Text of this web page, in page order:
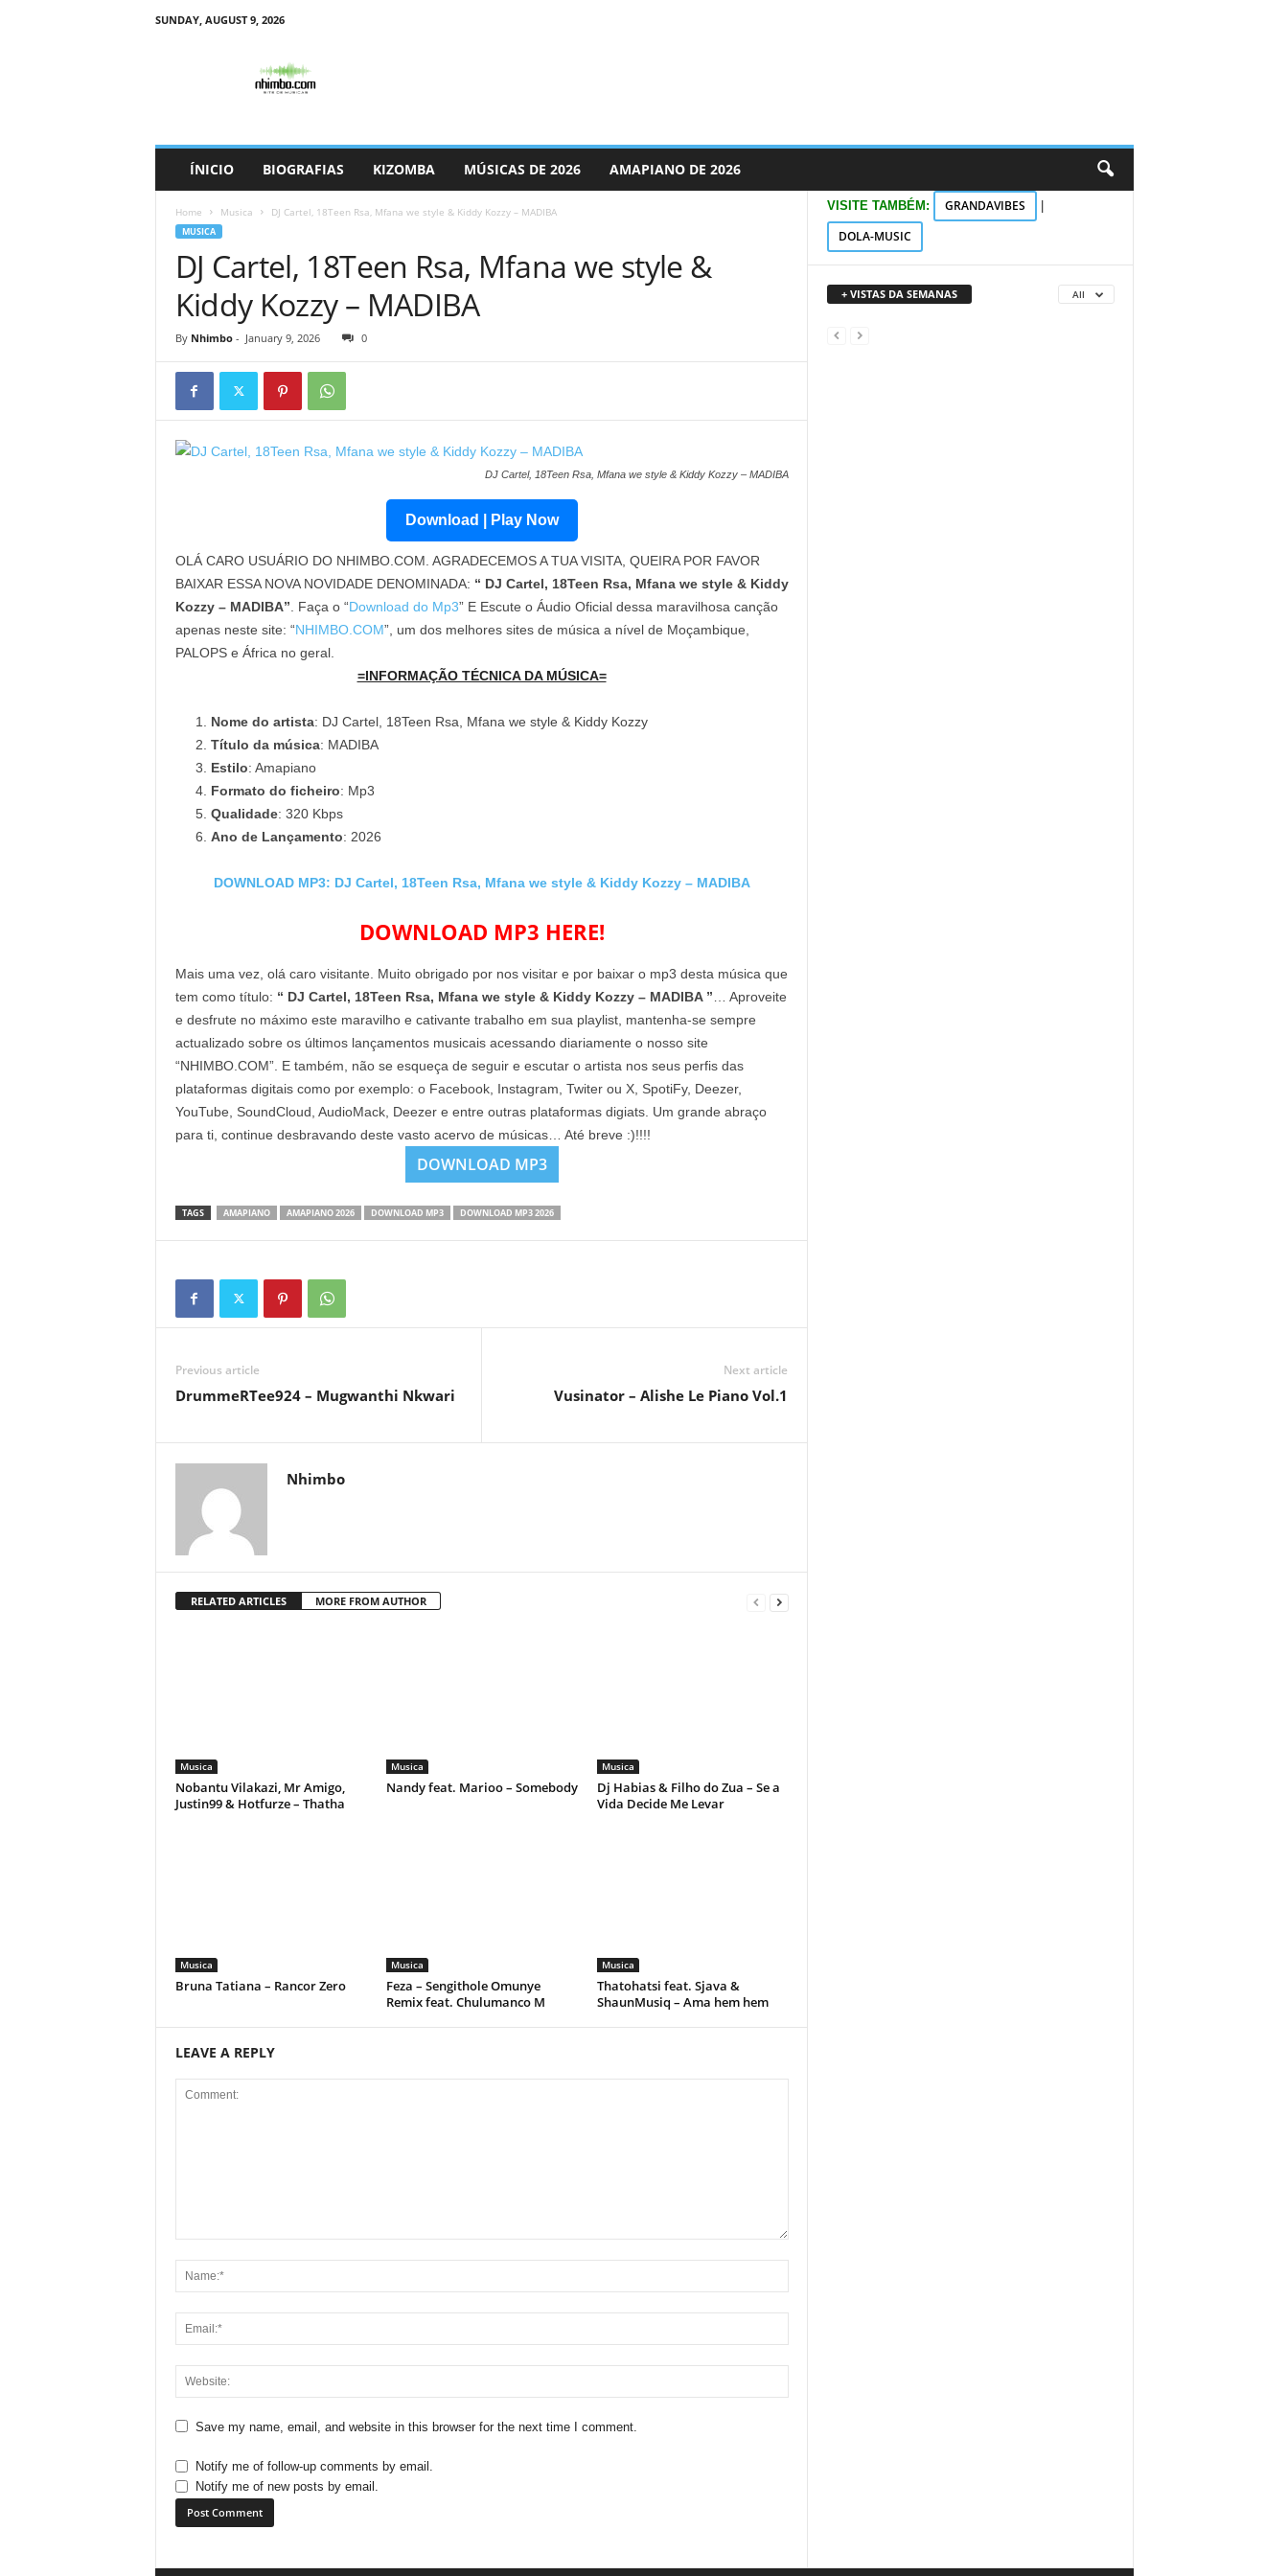
SUNDAY, AUGUST 9, 2026
ÍNICIO BIOGRAFIAS KIZOMBA MÚSICAS DE 2026 AMAPIANO DE 2026
Home Musica DJ Cartel, 18Teen Rsa, Mfana we style & Kiddy Kozzy – MADIBA
MUSICA
DJ Cartel, 18Teen Rsa, Mfana we style &
Kiddy Kozzy – MADIBA
By Nhimbo- January 9, 2026 0
DJ Cartel, 18Teen Rsa, Mfana we style & Kiddy Kozzy – MADIBA
Download | Play Now
OLÁ CARO USUÁRIO DO NHIMBO.COM. AGRADECEMOS A TUA VISITA, QUEIRA POR FAVOR
BAIXAR ESSA NOVA NOVIDADE DENOMINADA: “ DJ Cartel, 18Teen Rsa, Mfana we style & Kiddy
Kozzy – MADIBA” . Faça o “Download do Mp3” E Escute o Áudio Oficial dessa maravilhosa canção
apenas neste site: “NHIMBO.COM”, um dos melhores sites de música a nível de Moçambique,
PALOPS e África no geral.
=INFORMAÇÃO TÉCNICA DA MÚSICA=
Nome do artista: DJ Cartel, 18Teen Rsa, Mfana we style & Kiddy Kozzy
Título da música: MADIBA
Estilo: Amapiano
Formato do ficheiro: Mp3
Qualidade: 320 Kbps
Ano de Lançamento: 2026
DOWNLOAD MP3: DJ Cartel, 18Teen Rsa, Mfana we style & Kiddy Kozzy – MADIBA
DOWNLOAD MP3 HERE!
Mais uma vez, olá caro visitante. Muito obrigado por nos visitar e por baixar o mp3 desta música que
tem como título: “ DJ Cartel, 18Teen Rsa, Mfana we style & Kiddy Kozzy – MADIBA ” … Aproveite
e desfrute no máximo este maravilho e cativante trabalho em sua playlist, mantenha-se sempre
actualizado sobre os últimos lançamentos musicais acessando diariamente o nosso site
“NHIMBO.COM”. E também, não se esqueça de seguir e escutar o artista nos seus perfis das
plataformas digitais como por exemplo: o Facebook, Instagram, Twiter ou X, SpotiFy, Deezer,
YouTube, SoundCloud, AudioMack, Deezer e entre outras plataformas digiats. Um grande abraço
para ti, continue desbravando deste vasto acervo de músicas… Até breve :)!!!!
DOWNLOAD MP3
TAGS AMAPIANO AMAPIANO 2026 DOWNLOAD MP3 DOWNLOAD MP3 2026
Previous article
DrummeRTee924 – Mugwanthi Nkwari
Next article
Vusinator – Alishe Le Piano Vol.1
Nhimbo
RELATED ARTICLES MORE FROM AUTHOR
Musica
Nobantu Vilakazi, Mr Amigo,
Justin99 & Hotfurze – Thatha
Musica
Nandy feat. Marioo – Somebody
Musica
Dj Habias & Filho do Zua – Se a
Vida Decide Me Levar
Musica
Bruna Tatiana – Rancor Zero
Musica
Feza – Sengithole Omunye
Remix feat. Chulumanco M
Musica
Thatohatsi feat. Sjava &
ShaunMusiq – Ama hem hem
LEAVE A REPLY
Save my name, email, and website in this browser for the next time I comment.
Notify me of follow-up comments by email.
Notify me of new posts by email.
VISITE TAMBÉM: GRANDAVIBES
DOLA-MUSIC
+ VISTAS DA SEMANAS All